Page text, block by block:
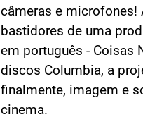
câmeras e microfones!
bastidores de uma
em português - Coisas
discos Columbia, a
finalmente, imagem e
cinema.